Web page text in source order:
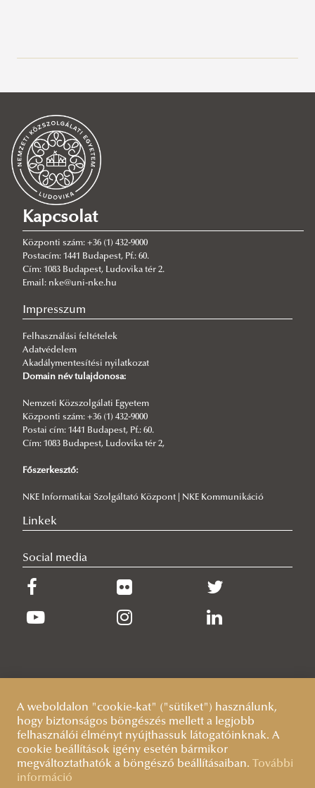
Nagytakarítási feladatok átütemezése
2026/08/04
Tájékoztatás a Buttler Terasz zárvatartásáról
2026/08/03
Ludovika Aréna uszoda leállás 2026. augusztus 3-23.
2026/07/24
Parkolókorlátozás - Oktatási Központ 2026. 07. 28-30.
2026/07/20
Nagytakarítási feladatok ellátása az igazgatási szünetben
Ludovika Főépület lépcsőház lezárás - 2026.07.17-től
2026/07/07
Tájékoztató étterem zárvatartásról - 2026. 07. 13-17.
2026/06/25
Ludovika Főépület zárt ablakok
Parkolókorlátozások 2026. 06. 26-27. között
Kapcsolat
Központi szám: +36 (1) 432-9000
Postacím: 1441 Budapest, Pf.: 60.
Cím: 1083 Budapest, Ludovika tér 2.
Email: nke@uni-nke.hu
Impresszum
Felhasználási feltételek
Adatvédelem
Akadálymentesítési nyilatkozat
Domain név tulajdonosa:
Nemzeti Közszolgálati Egyetem
Központi szám: +36 (1) 432-9000
Postai cím: 1441 Budapest, Pf.: 60.
Cím: 1083 Budapest, Ludovika tér 2,
Főszerkesztő:
NKE Informatikai Szolgáltató Központ | NKE Kommunikáció
Linkek
Social media
A weboldalon "cookie-kat" ("sütiket") használunk,
hogy biztonságos böngészés mellett a legjobb
felhasználói élményt nyújthassuk látogatóinknak. A
cookie beállítások igény esetén bármikor
megváltoztathatók a böngésző beállításaiban.
További
információ